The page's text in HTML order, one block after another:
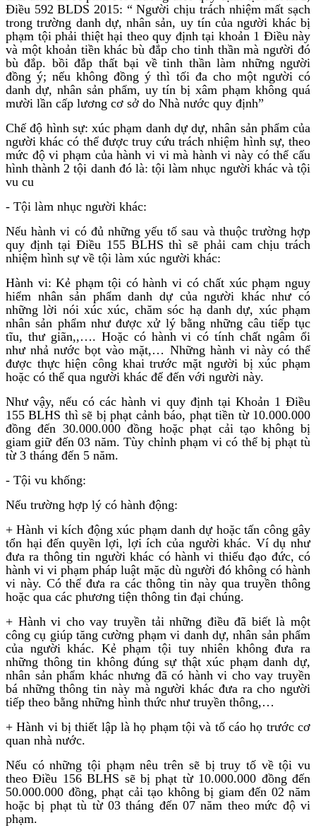
Điều 592 BLDS 2015: “ Người chịu trách nhiệm mất sạch
trong trường danh dự, nhân sản, uy tín của người khác bị
phạm tội phải thiệt hại theo quy định tại khoản 1 Điều này
và một khoản tiền khác bù đắp cho tinh thần mà người đó
bù đắp. bồi đắp thất bại về tinh thần làm những người
đồng ý; nếu không đồng ý thì tối đa cho một người có
danh dự, nhân sản phẩm, uy tín bị xâm phạm không quá
mười lần cấp lương cơ sở do Nhà nước quy định”
Chế độ hình sự: xúc phạm danh dự dự, nhân sản phẩm của
người khác có thể được truy cứu trách nhiệm hình sự, theo
mức độ vi phạm của hành vi vi mà hành vi này có thể cấu
hình thành 2 tội danh đó là: tội làm nhục người khác và tội
vu cu
- Tội làm nhục người khác:
Nếu hành vi có đủ những yếu tố sau và thuộc trường hợp
quy định tại Điều 155 BLHS thì sẽ phải cam chịu trách
nhiệm hình sự về tội làm xúc người khác:
Hành vi: Kẻ phạm tội có hành vi có chất xúc phạm nguy
hiểm nhân sản phẩm danh dự của người khác như có
những lời nói xúc xúc, chăm sóc hạ danh dự, xúc phạm
nhân sản phẩm như được xử lý bằng những câu tiếp tục
tĩu, thư giãn,,…. Hoặc có hành vi có tính chất ngâm ổi
như nhả nước bọt vào mặt,… Những hành vi này có thể
được thực hiện công khai trước mặt người bị xúc phạm
hoặc có thể qua người khác để đến với người này.
Như vậy, nếu có các hành vi quy định tại Khoản 1 Điều
155 BLHS thì sẽ bị phạt cảnh báo, phạt tiền từ 10.000.000
đồng đến 30.000.000 đồng hoặc phạt cải tạo không bị
giam giữ đến 03 năm. Tùy chỉnh phạm vi có thể bị phạt tù
từ 3 tháng đến 5 năm.
- Tội vu khống:
Nếu trường hợp lý có hành động:
+ Hành vi kích động xúc phạm danh dự hoặc tấn công gây
tổn hại đến quyền lợi, lợi ích của người khác. Ví dụ như
đưa ra thông tin người khác có hành vi thiếu đạo đức, có
hành vi vi phạm pháp luật mặc dù người đó không có hành
vi này. Có thể đưa ra các thông tin này qua truyền thông
hoặc qua các phương tiện thông tin đại chúng.
+ Hành vi cho vay truyền tải những điều đã biết là một
công cụ giúp tăng cường phạm vi danh dự, nhân sản phẩm
của người khác. Kẻ phạm tội tuy nhiên không đưa ra
những thông tin không đúng sự thật xúc phạm danh dự,
nhân sản phẩm khác nhưng đã có hành vi cho vay truyền
bá những thông tin này mà người khác đưa ra cho người
tiếp theo bằng những hình thức như truyền thông,…
+ Hành vi bị thiết lập là họ phạm tội và tố cáo họ trước cơ
quan nhà nước.
Nếu có những tội phạm nêu trên sẽ bị truy tố về tội vu
theo Điều 156 BLHS sẽ bị phạt từ 10.000.000 đồng đến
50.000.000 đồng, phạt cải tạo không bị giam đến 02 năm
hoặc bị phạt tù từ 03 tháng đến 07 năm theo mức độ vi
phạm.